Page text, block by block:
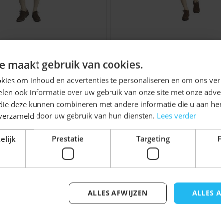
uitstraling van een
uitvoering. Na
willen komen tijdens
Beiers thema. Je voelt
investeren in
klaar wilt zijn voor
voor heren.
Blouse Rood
€ 32,99 Vanaf Vanaf
€ 19,99€
iets voor u zijn!
met de tabtoets. U kunt de carrousel overslaan
maakt gebruik van cookies.
om inhoud en advertenties te personaliseren en om ons
ook informatie over uw gebruik van onze site met onze
deze kunnen combineren met andere informatie die u aan
door uw gebruik van hun diensten. Lees verder
Prestatie Targeting
ALLES
ALLES AFWIJZEN
Ontvang5%
KORTING!
Schrijf je nu in voor de nieuwsbrief en ontvang toegang
tot exclusieve kortingen!
Voor- en achternaam
Inschrijven